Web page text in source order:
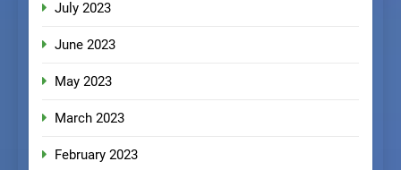
July 2023
June 2023
May 2023
March 2023
February 2023